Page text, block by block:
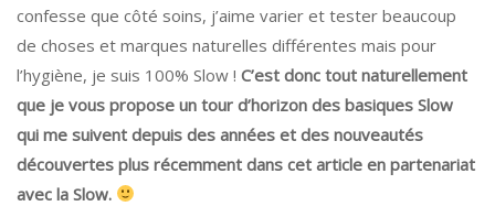
confesse que côté soins, j’aime varier et tester beaucoup
de choses et marques naturelles différentes mais pour
l’hygiène, je suis 100% Slow ! C’est donc tout naturellement
que je vous propose un tour d’horizon des basiques Slow
qui me suivent depuis des années et des nouveautés
découvertes plus récemment dans cet article en partenariat
avec la Slow.